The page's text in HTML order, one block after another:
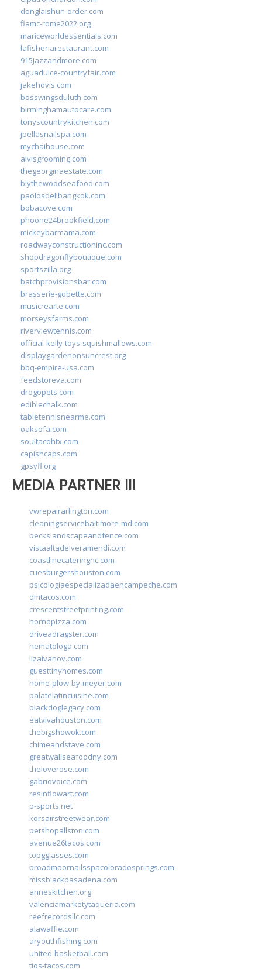
donglaishun-order.com
fiamc-rome2022.org
mariceworldessentials.com
lafisheriarestaurant.com
915jazzandmore.com
aguadulce-countryfair.com
jakehovis.com
bosswingsduluth.com
birminghamautocare.com
tonyscountrykitchen.com
jbellasnailspa.com
mychaihouse.com
alvisgrooming.com
thegeorginaestate.com
blythewoodseafood.com
paolosdelibangkok.com
bobacove.com
phoone24brookfield.com
mickeybarmama.com
roadwayconstructioninc.com
shopdragonflyboutique.com
sportszilla.org
batchprovisionsbar.com
brasserie-gobette.com
musicrearte.com
morseysfarms.com
riverviewtennis.com
official-kelly-toys-squishmallows.com
displaygardenonsuncrest.org
bbq-empire-usa.com
feedstoreva.com
drogopets.com
ediblechalk.com
tabletennisnearme.com
oaksofa.com
soultacohtx.com
capishcaps.com
gpsyfl.org
MEDIA PARTNER III
vwrepairarlington.com
cleaningservicebaltimore-md.com
beckslandscapeandfence.com
vistaaltadelveramendi.com
coastlinecateringnc.com
cuesburgershouston.com
psicologiaespecializadaencampeche.com
dmtacos.com
crescentstreetprinting.com
hornopizza.com
driveadragster.com
hematologa.com
lizaivanov.com
guesttinyhomes.com
home-plow-by-meyer.com
palatelatincuisine.com
blackdoglegacy.com
eatvivahouston.com
thebigshowok.com
chimeandstave.com
greatwallseafoodny.com
theloverose.com
gabriovoice.com
resinflowart.com
p-sports.net
korsairstreetwear.com
petshopallston.com
avenue26tacos.com
topgglasses.com
broadmoornailsspacoloradosprings.com
missblackpasadena.com
anneskitchen.org
valenciamarketytaqueria.com
reefrecordsllc.com
alawaffle.com
aryouthfishing.com
united-basketball.com
tios-tacos.com